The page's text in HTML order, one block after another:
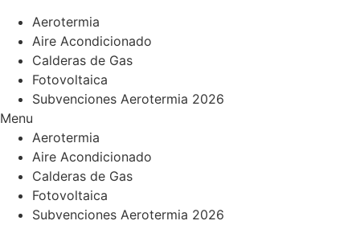
Aerotermia
Aire Acondicionado
Calderas de Gas
Fotovoltaica
Subvenciones Aerotermia 2026
Menu
Aerotermia
Aire Acondicionado
Calderas de Gas
Fotovoltaica
Subvenciones Aerotermia 2026